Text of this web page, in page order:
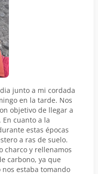
junto a mi cordada
en la tarde. Nos
objetivo de llegar a
cuanto a la
estas épocas
a ras de suelo.
charco y rellenamos
carbono, ya que
estaba tomando